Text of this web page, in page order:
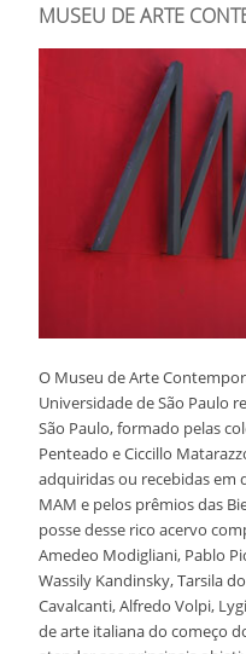
MUSEU DE ARTE
O Museu de Arte
Universidade de São Paulo
São Paulo, formado pelas
Penteado e Ciccillo
adquiridas ou recebidas em
MAM e pelos prêmios das
posse desse rico acervo
Amedeo Modigliani, Pablo
Wassily Kandinsky, Tarsila
Cavalcanti, Alfredo Volpi,
de arte italiana do começo